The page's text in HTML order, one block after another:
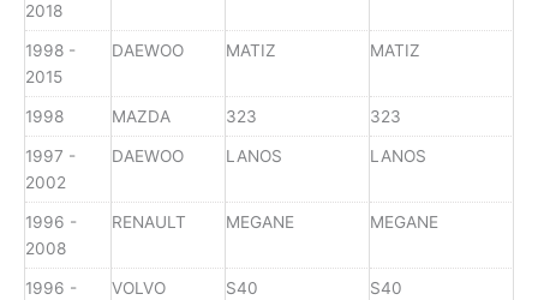
2018
1998 -
2015
DAEWOO MATIZ MATIZ
1998 MAZDA 323 323
1997 -
2002
DAEWOO LANOS LANOS
1996 -
2008
RENAULT MEGANE MEGANE
1996 -
VOLVO S40 S40